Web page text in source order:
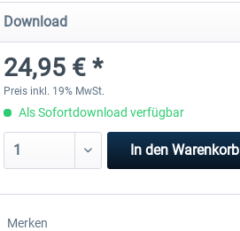
Download
24,95 € *
Preis inkl. 19% MwSt.
Als Sofortdownload verfügbar
In den Warenkorb
Merken